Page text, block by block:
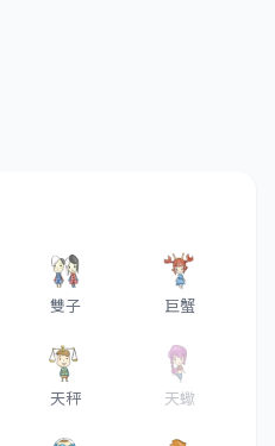
雙子 巨蟹
天秤 天蠍